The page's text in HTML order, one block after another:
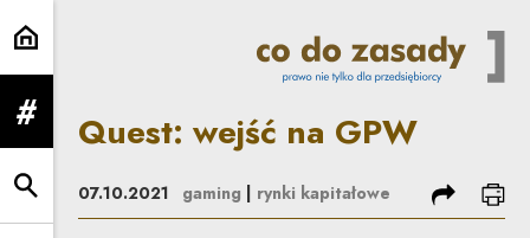
Quest: wejść na GPW | Co do
rozwiń menu
rozwiń wyszukiwarkę
Quest: wejść na GPW
07.10.2021 gaming rynki kapitałowe podziel się